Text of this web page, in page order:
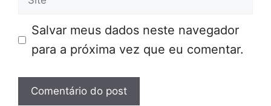
Salvar meus dados neste navegador
para a próxima vez que eu comentar.